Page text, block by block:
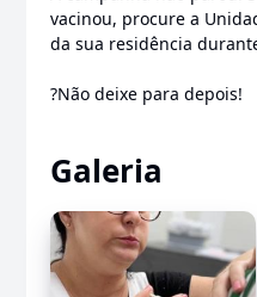
vacinou, procure a
da sua residência
?Não deixe para depois!
Galeria